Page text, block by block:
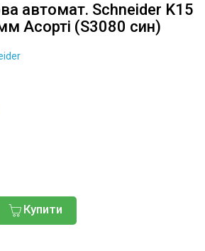
автомат. Schneider K15
Асорті (S3080 син)
Купити